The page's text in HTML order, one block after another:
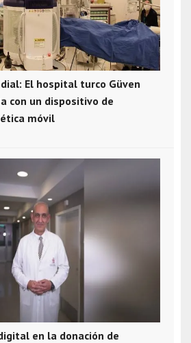
El hospital turco Güven
con un dispositivo de
móvil
en la donación de